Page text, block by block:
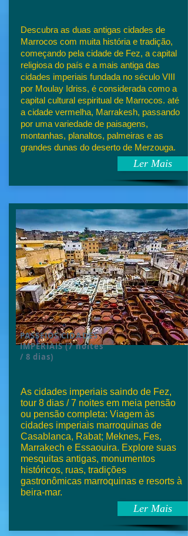
Descubra as duas antigas cidades de
Marrocos com muita história e tradição,
começando pela cidade de Fez, a capital
religiosa do país e a mais antiga das
cidades imperiais fundada no século VIII
por Moulay Idriss, é considerada como a
capital cultural espiritual de Marrocos. até
a cidade vermelha, Marrakesh, passando
por uma variedade de paisagens,
montanhas, planaltos, palmeiras e as
grandes dunas do deserto de Merzouga.
Ler Mais
PASSEIOS CIDADES
IMPERIAIS (7 noites
/ 8 dias)
As cidades imperiais saindo de Fez,
tour 8 dias / 7 noites em meia pensão
ou pensão completa: Viagem às
cidades imperiais marroquinas de
Casablanca, Rabat; Meknes, Fes,
Marrakech e Essaouira. Explore suas
mesquitas antigas, monumentos
históricos, ruas, tradições
gastronômicas marroquinas e resorts à
beira-mar.
Ler Mais